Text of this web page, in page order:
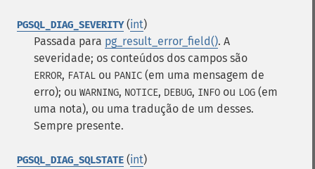
PGSQL_DIAG_SEVERITY(int)
Passada para pg_result_error_field(). A
severidade; os conteúdos dos campos são
ERROR, FATAL ou PANIC (em uma mensagem de
erro); ou WARNING, NOTICE, DEBUG, INFO ou LOG (em
uma nota), ou uma tradução de um desses.
Sempre presente.
PGSQL_DIAG_SQLSTATE (int)